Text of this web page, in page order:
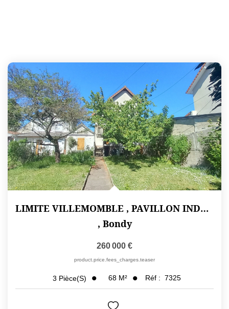
LIMITE VILLEMOMBLE , PAVILLON INDEPENDANT F3 SUR 351 M² DE...
, Bondy
260 000 €
product.price.fees_charges.teaser
3 Pièce(s) 68 M² Réf : 7325